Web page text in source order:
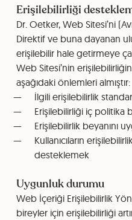
Erişilebilirliği
Dr. Oetker, Web Sitesi’ni
Direktif ve buna dayanan
erişilebilir hale getirmeye
Web Sitesi’nin
aşağıdaki önlemleri almıştır:
İlgili erişilebilirlik
Erişilebilirliği iç politika
Erişilebilirlik beyanını
Kullanıcıların
desteklemek
Uygunluk durumu
Web İçeriği Erişilebilirlik
bireyler için erişilebilirliği